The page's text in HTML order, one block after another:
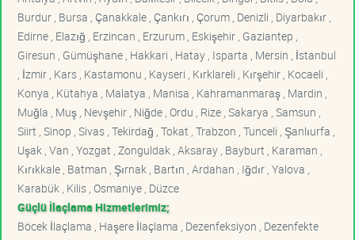
Burdur , Bursa , Çanakkale , Çankırı , Çorum , Denizli , Diyarbakır ,
Edirne , Elazığ , Erzincan , Erzurum , Eskişehir , Gaziantep ,
Giresun , Gümüşhane , Hakkari , Hatay , Isparta , Mersin , İstanbul
, İzmir , Kars , Kastamonu , Kayseri , Kırklareli , Kırşehir , Kocaeli ,
Konya , Kütahya , Malatya , Manisa , Kahramanmaraş , Mardin ,
Muğla , Muş , Nevşehir , Niğde , Ordu , Rize , Sakarya , Samsun ,
Siirt , Sinop , Sivas , Tekirdağ , Tokat , Trabzon , Tunceli , Şanlıurfa ,
Uşak , Van , Yozgat , Zonguldak , Aksaray , Bayburt , Karaman ,
Kırıkkale , Batman , Şırnak , Bartın , Ardahan , Iğdır , Yalova ,
Karabük , Kilis , Osmaniye , Düzce
Güçlü İlaçlama Hizmetlerimiz;
Böcek İlaçlama , Haşere İlaçlama , Dezenfeksiyon , Dezenfekte